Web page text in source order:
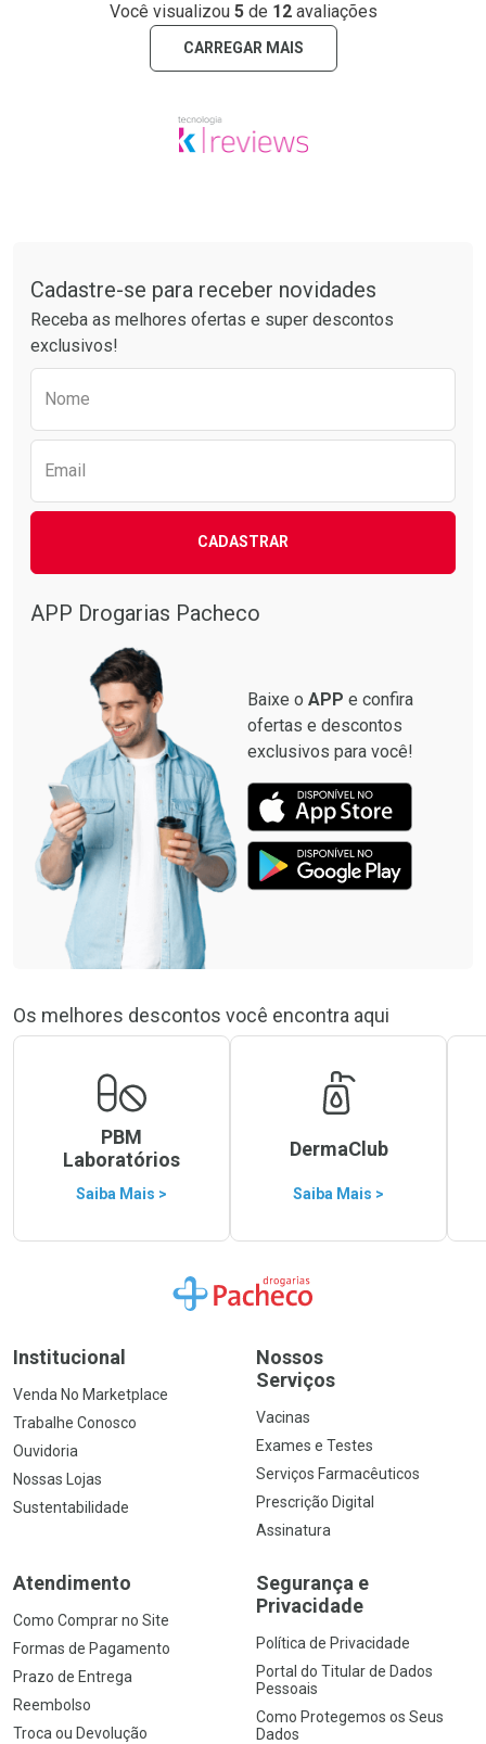
Você visualizou 5de 12avaliações
CARREGAR MAIS
Cadastre-se para receber novidades
Receba as melhores ofertas e super descontos
exclusivos!
Nome
Email
CADASTRAR
APP Drogarias Pacheco
Baixe o APP e confira
ofertas e descontos
exclusivos para você!
Os melhores descontos você encontra aqui
PBM
Laboratórios
Saiba Mais >
DermaClub
Saiba Mais >
Ir para a Home
Institucional
Venda No Marketplace
Trabalhe Conosco
Ouvidoria
Nossas Lojas
Sustentabilidade
Nossos
Serviços
Vacinas
Exames e Testes
Serviços Farmacêuticos
Prescrição Digital
Assinatura
Atendimento
Como Comprar no Site
Formas de Pagamento
Prazo de Entrega
Reembolso
Troca ou Devolução
Segurança e
Privacidade
Política de Privacidade
Portal do Titular de Dados
Pessoais
Como Protegemos os Seus
Dados